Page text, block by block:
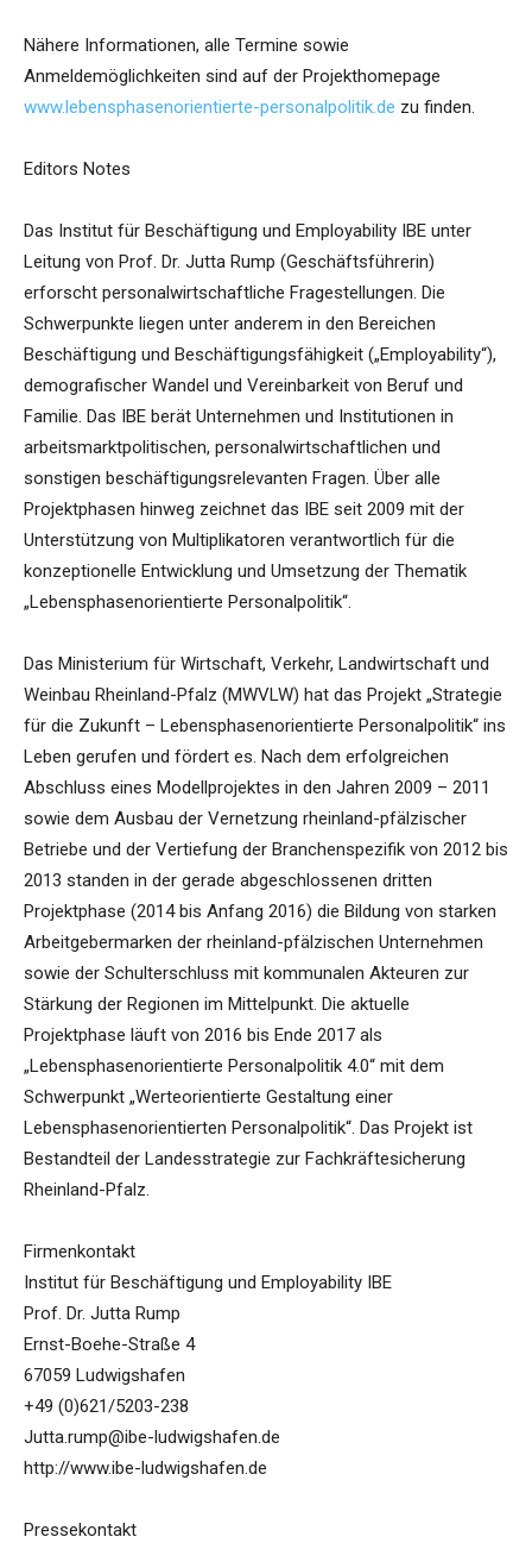
Nähere Informationen, alle Termine sowie
Anmeldemöglichkeiten sind auf der Projekthomepage
www.lebensphasenorientierte-personalpolitik.de zu finden.
Editors Notes
Das Institut für Beschäftigung und Employability IBE unter
Leitung von Prof. Dr. Jutta Rump (Geschäftsführerin)
erforscht personalwirtschaftliche Fragestellungen. Die
Schwerpunkte liegen unter anderem in den Bereichen
Beschäftigung und Beschäftigungsfähigkeit („Employability“),
demografischer Wandel und Vereinbarkeit von Beruf und
Familie. Das IBE berät Unternehmen und Institutionen in
arbeitsmarktpolitischen, personalwirtschaftlichen und
sonstigen beschäftigungsrelevanten Fragen. Über alle
Projektphasen hinweg zeichnet das IBE seit 2009 mit der
Unterstützung von Multiplikatoren verantwortlich für die
konzeptionelle Entwicklung und Umsetzung der Thematik
„Lebensphasenorientierte Personalpolitik“.
Das Ministerium für Wirtschaft, Verkehr, Landwirtschaft und
Weinbau Rheinland-Pfalz (MWVLW) hat das Projekt „Strategie
für die Zukunft – Lebensphasenorientierte Personalpolitik“ ins
Leben gerufen und fördert es. Nach dem erfolgreichen
Abschluss eines Modellprojektes in den Jahren 2009 – 2011
sowie dem Ausbau der Vernetzung rheinland-pfälzischer
Betriebe und der Vertiefung der Branchenspezifik von 2012 bis
2013 standen in der gerade abgeschlossenen dritten
Projektphase (2014 bis Anfang 2016) die Bildung von starken
Arbeitgebermarken der rheinland-pfälzischen Unternehmen
sowie der Schulterschluss mit kommunalen Akteuren zur
Stärkung der Regionen im Mittelpunkt. Die aktuelle
Projektphase läuft von 2016 bis Ende 2017 als
„Lebensphasenorientierte Personalpolitik 4.0“ mit dem
Schwerpunkt „Werteorientierte Gestaltung einer
Lebensphasenorientierten Personalpolitik“. Das Projekt ist
Bestandteil der Landesstrategie zur Fachkräftesicherung
Rheinland-Pfalz.
Firmenkontakt
Institut für Beschäftigung und Employability IBE
Prof. Dr. Jutta Rump
Ernst-Boehe-Straße 4
67059 Ludwigshafen
+49 (0)621/5203-238
Jutta.rump@ibe-ludwigshafen.de
http://www.ibe-ludwigshafen.de
Pressekontakt